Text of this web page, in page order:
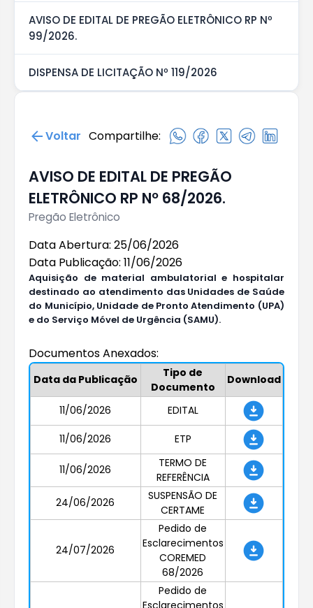
AVISO DE EDITAL DE PREGÃO ELETRÔNICO RP Nº
99/2026.
DISPENSA DE LICITAÇÃO Nº 119/2026
Voltar Compartilhe:
AVISO DE EDITAL DE PREGÃO
ELETRÔNICO RP Nº 68/2026.
Pregão Eletrônico
Data Abertura: 25/06/2026
Data Publicação: 11/06/2026
Aquisição de material ambulatorial e hospitalar
destinado ao atendimento das Unidades de Saúde
do Município, Unidade de Pronto Atendimento (UPA)
e do Serviço Móvel de Urgência (SAMU).
Documentos Anexados:
Data da Publicação
Tipo de
Documento
Download
11/06/2026 EDITAL
11/06/2026 ETP
11/06/2026
TERMO DE
REFERÊNCIA
24/06/2026
SUSPENSÃO DE
CERTAME
24/07/2026
Pedido de
Esclarecimentos
COREMED
68/2026
Pedido de
Esclarecimentos